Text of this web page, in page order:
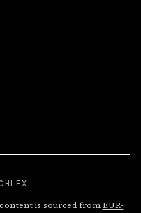
is sourced fromEUR-